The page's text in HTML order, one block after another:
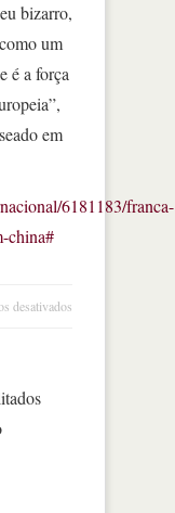
bizarro,
um
é a força
em
6181183/franca-
china#
desativados